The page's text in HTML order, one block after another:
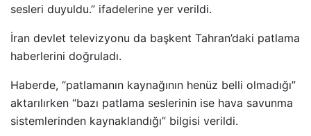
sesleri duyuldu.” ifadelerine yer verildi.
İran devlet televizyonu da başkent Tahran’daki patlama
haberlerini doğruladı.
Haberde, “patlamanın kaynağının henüz belli olmadığı”
aktarılırken “bazı patlama seslerinin ise hava savunma
sistemlerinden kaynaklandığı” bilgisi verildi.